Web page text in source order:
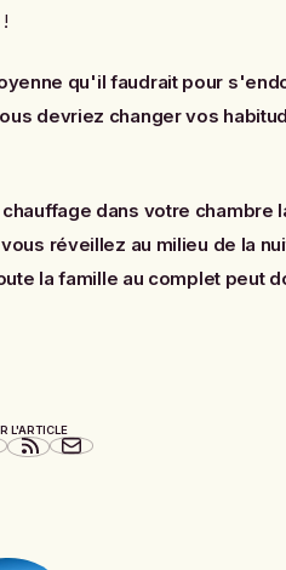
!
qu'il faudrait pour
devriez changer vos
dans votre chambre
réveillez au milieu de la
la famille au complet peut
L'ARTICLE